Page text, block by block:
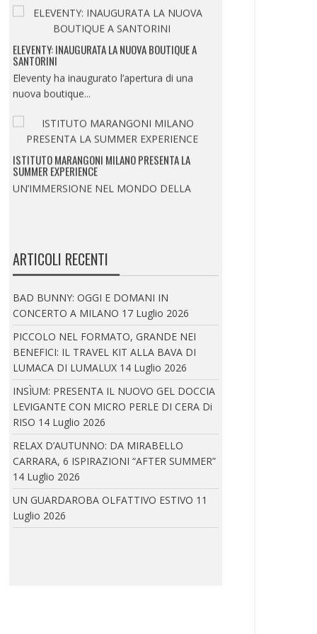
SANTORINI
Eleventy ha inaugurato l’apertura di una
nuova boutique...
SUMMER EXPERIENCE
UN’IMMERSIONE NEL MONDO DELLA
MODA, DEL BEAUTY E...
ELEVENTY: PRESENTA IL NUOVO CONCEPT DELLA
Eleventy inaugura il nuovo concept della
boutique parigina...
IRA LANGEVIN A CANNES: IRA LANGEVIN E COCO
ROCHA
In occasione della 79ª edizione del Festival
di...
VALERIA DAMATO: PRESENTA LA COLLEZIONE
SAPORE DI MARE
La nuova Collezione Beachwear di Valeria
ARTICOLI RECENTI
BAD BUNNY: OGGI E DOMANI IN
CONCERTO A MILANO 17 Luglio 2026
PICCOLO NEL FORMATO, GRANDE NEI
BENEFICI: IL TRAVEL KIT ALLA BAVA DI
LUMACA DI LUMALUX 14 Luglio 2026
INSÌUM: PRESENTA IL NUOVO GEL DOCCIA
LEVIGANTE CON MICRO PERLE DI CERA Di
RISO 14 Luglio 2026
RELAX D’AUTUNNO: DA MIRABELLO
CARRARA, 6 ISPIRAZIONI “AFTER SUMMER”
14 Luglio 2026
UN GUARDAROBA OLFATTIVO ESTIVO 11
Luglio 2026